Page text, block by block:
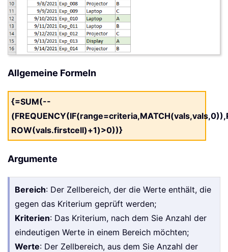
Allgemeine Formeln
{=SUM(--
ROW(vals.firstcell)+1)>0))}
Argumente
Bereich: Der Zellbereich, der die Werte enthält, die
gegen das Kriterium geprüft werden;
Kriterien: Das Kriterium, nach dem Sie Anzahl der
eindeutigen Werte in einem Bereich möchten;
Werte: Der Zellbereich, aus dem Sie Anzahl der